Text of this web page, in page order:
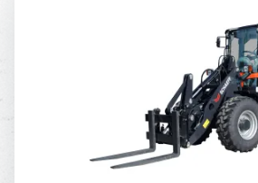
SCHAEFF TL100
120,-
90,-